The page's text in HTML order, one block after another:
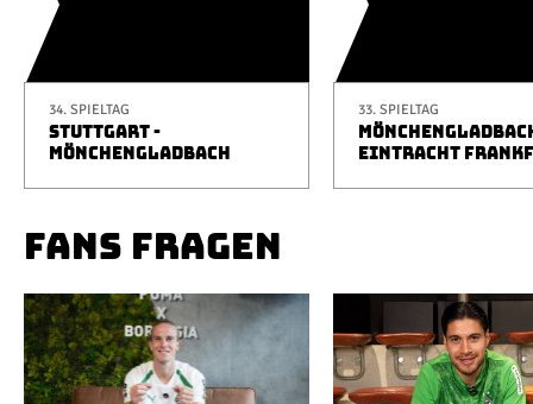
34. SPIELTAG
STUTTGART -
MÖNCHENGLADBACH
33. SPIELTAG
EINTRACHT
FANS FRAGEN